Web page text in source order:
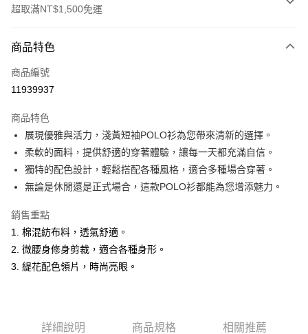
超取滿NT$1,500免運
信用卡一次付款
超商取貨付款
Apple Pay
悠遊付
ATM付款
運送方式
全家取貨付款
每筆NT$60，滿NT$1,500(含以上)免運費
萊爾富取貨付款
商品特色
商品編號
11939937
商品特色
展現優雅與活力，淺黃短袖POLO衫為您帶來清新的選擇。
柔軟的面料，提供舒適的穿著體驗，讓每一天都充滿自信。
獨特的配色設計，輕鬆搭配各種風格，適合多種場合穿著。
無論是休閒還是正式場合，這款POLO衫都能為您增添魅力。
銷售重點
1. 棉混紡布料，透氣舒適。
2. 微腰身修身剪裁，適合各種身形。
3. 緹花配色領片，時尚亮眼。
詳細說明 商品規格 相關推薦